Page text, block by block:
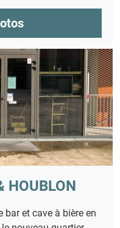
HOUBLON
bar et cave à bière en